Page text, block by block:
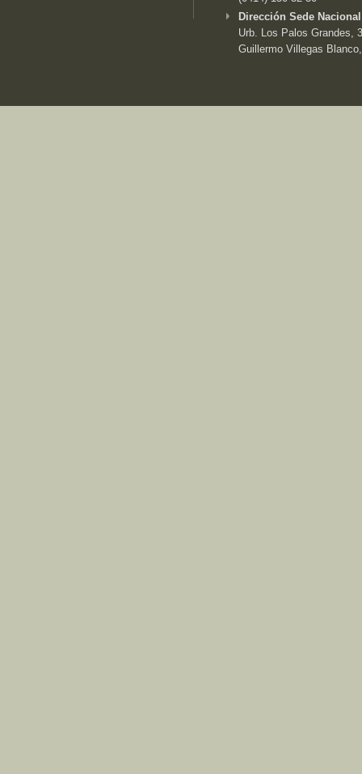
Dirección Sede
Urb. Los Palos Grandes,
Guillermo Villegas